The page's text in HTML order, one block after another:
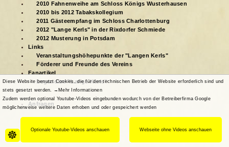
2010 Fahnenweihe am Schloss Königs Wusterhausen
2010 bis 2012 Tabakskollegium
2011 Gästeempfang im Schloss Charlottenburg
2012 "Lange Kerls" in der Rixdorfer Schmiede
2012 Musterung in Potsdam
Links
Veranstaltungshöhepunkte der "Langen Kerls"
Förderer und Freunde des Vereins
Fanartikel
Legendäre "Lange Kerls"
Anfragen
Diese Website benutzt Cookies, die für den technischen Betrieb der Website erforderlich sind und
stets gesetzt werden. →Mehr Informationen
Zudem werden optional Youtube-Videos eingebunden wodurch von der Betreiberfirma Google
möglicherweise weitere Daten erhoben und oder gespeichert werden
Webseite ohne Videos anschauen
Optionale Youtube-Videos anschauen
☸